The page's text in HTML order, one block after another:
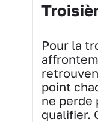
Pour la
point
ne perde
qualifier.